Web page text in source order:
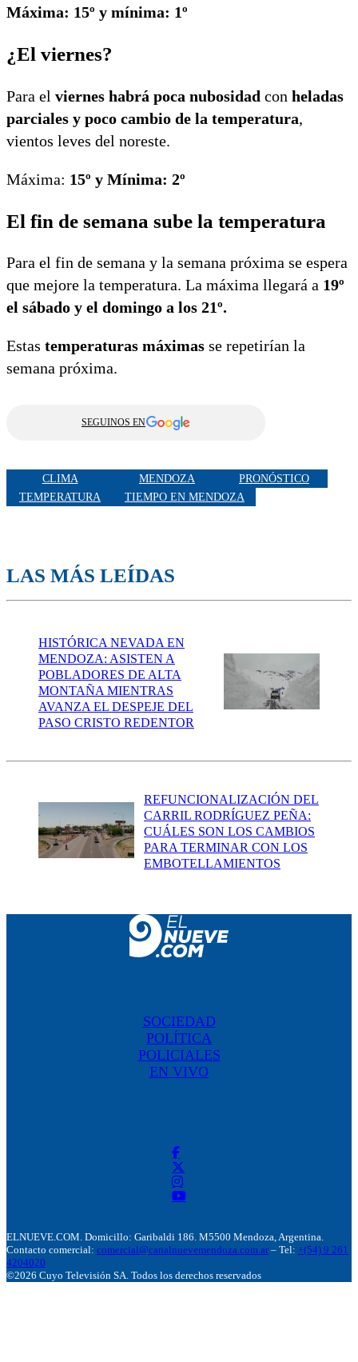
Máxima: 15º y mínima: 1º
¿El viernes?
Para el viernes habrá poca nubosidad con heladas
parciales y poco cambio de la temperatura,
vientos leves del noreste.
Máxima: 15º y Mínima: 2º
El fin de semana sube la temperatura
Para el fin de semana y la semana próxima se espera
que mejore la temperatura. La máxima llegará a 19º
el sábado y el domingo a los 21º.
Estas temperaturas máximas se repetirían la
semana próxima.
SEGUINOS EN
CLIMA MENDOZA
PRONÓSTICO
TEMPERATURA
TIEMPO EN MENDOZA
LAS MÁS LEÍDAS
HISTÓRICA NEVADA EN
MENDOZA: ASISTEN A
POBLADORES DE ALTA
MONTAÑA MIENTRAS
AVANZA EL DESPEJE DEL
PASO CRISTO REDENTOR
REFUNCIONALIZACIÓN DEL
CARRIL RODRÍGUEZ PEÑA:
CUÁLES SON LOS CAMBIOS
PARA TERMINAR CON LOS
EMBOTELLAMIENTOS
SOCIEDAD
POLÍTICA
POLICIALES
EN VIVO
ELNUEVE.COM. Domicillo: Garibaldi 186. M5500 Mendoza, Argentina.
Contacto comercial: comercial@canalnuevemendoza.com.ar – Tel: +(54) 9 261
4204020
©2026 Cuyo Televisión SA. Todos los derechos reservados